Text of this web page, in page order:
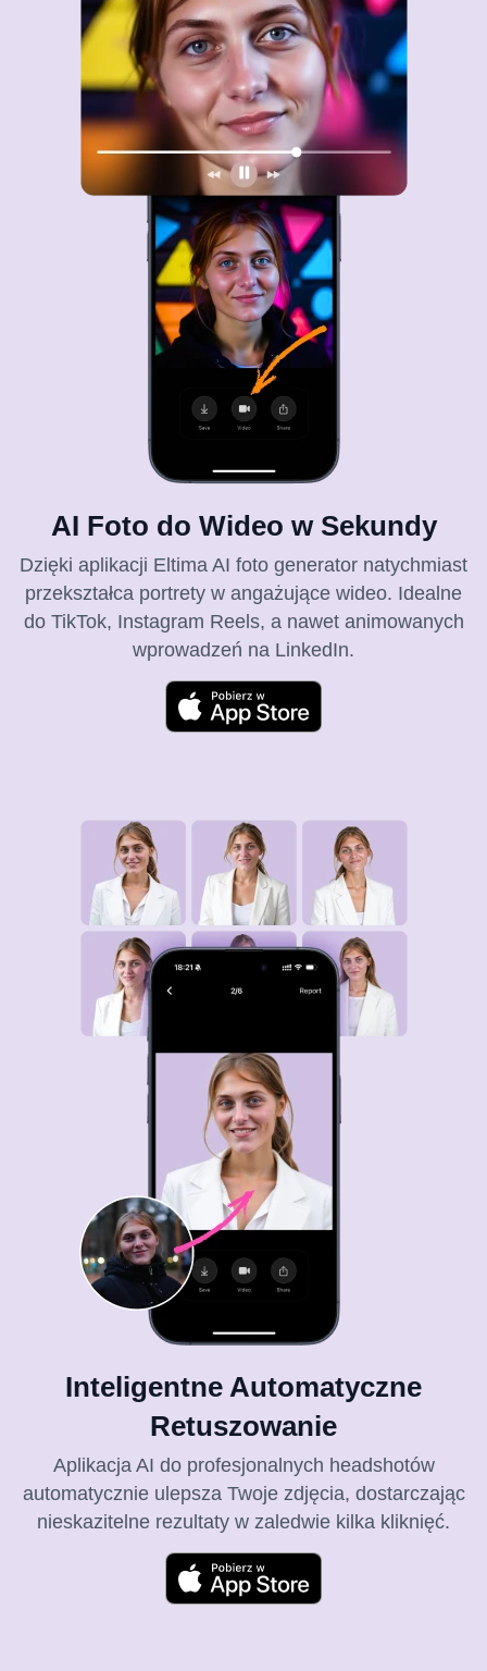
AI Foto do Wideo w Sekundy
Dzięki aplikacji Eltima AI foto generator natychmiast
przekształca portrety w angażujące wideo. Idealne
do TikTok, Instagram Reels, a nawet animowanych
wprowadzeń na LinkedIn.
Inteligentne Automatyczne
Retuszowanie
Aplikacja AI do profesjonalnych headshotów
automatycznie ulepsza Twoje zdjęcia, dostarczając
nieskazitelne rezultaty w zaledwie kilka kliknięć.